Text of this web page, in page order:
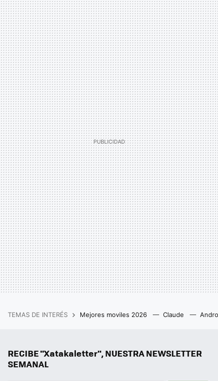
TEMAS DE INTERÉS Mejores moviles 2026 Claude
RECIBE "Xatakaletter", NUESTRA NEWSLETTER
SEMANAL